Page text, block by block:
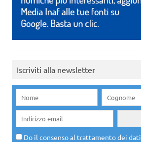
Iscriviti alla newsletter
Do il consenso al trattamento dei dati